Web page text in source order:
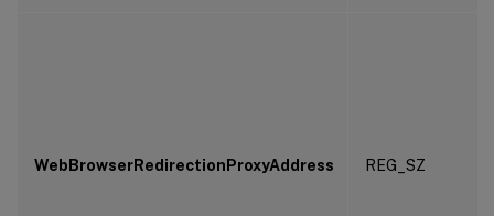
WebBrowserRedirectionProxyAddress REG_SZ